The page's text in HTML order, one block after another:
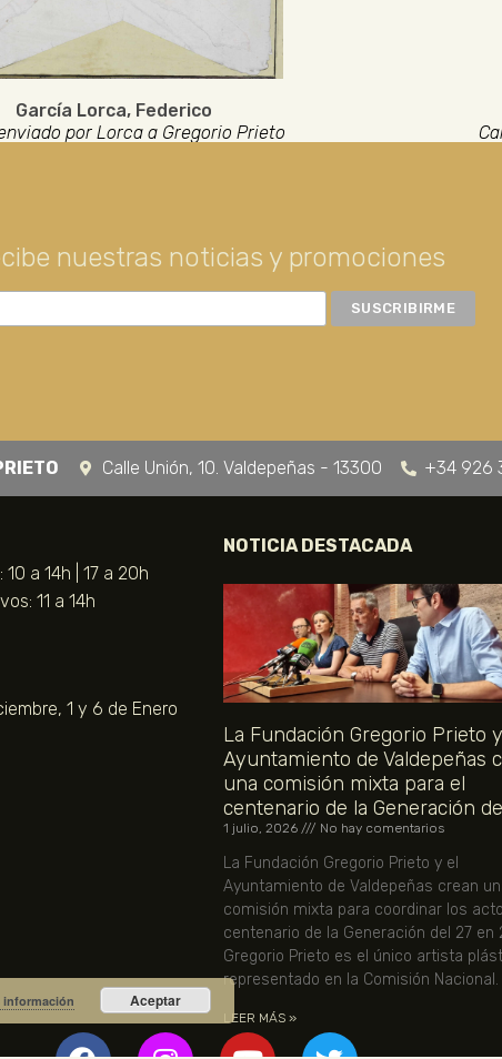
García Lorca, Federico
por Lorca a Gregorio Prieto
nuestras noticias y promociones
Calle Unión, 10. Valdepeñas - 13300 +34 926
a 14h | 17 a 20h
11 a 14h
1 y 6 de Enero
NOTICIA DESTACADA
La Fundación Gregorio Prieto
Ayuntamiento de Valdepeñas
una comisión mixta para el
centenario de la Generación
1 julio, 2026 No hay comentarios
La Fundación Gregorio Prieto y el
Ayuntamiento de Valdepeñas crean
comisión mixta para coordinar los
centenario de la Generación del 27 en
Gregorio Prieto es el único artista
representado en la Comisión Nacional.
LEER MÁS »
información Aceptar